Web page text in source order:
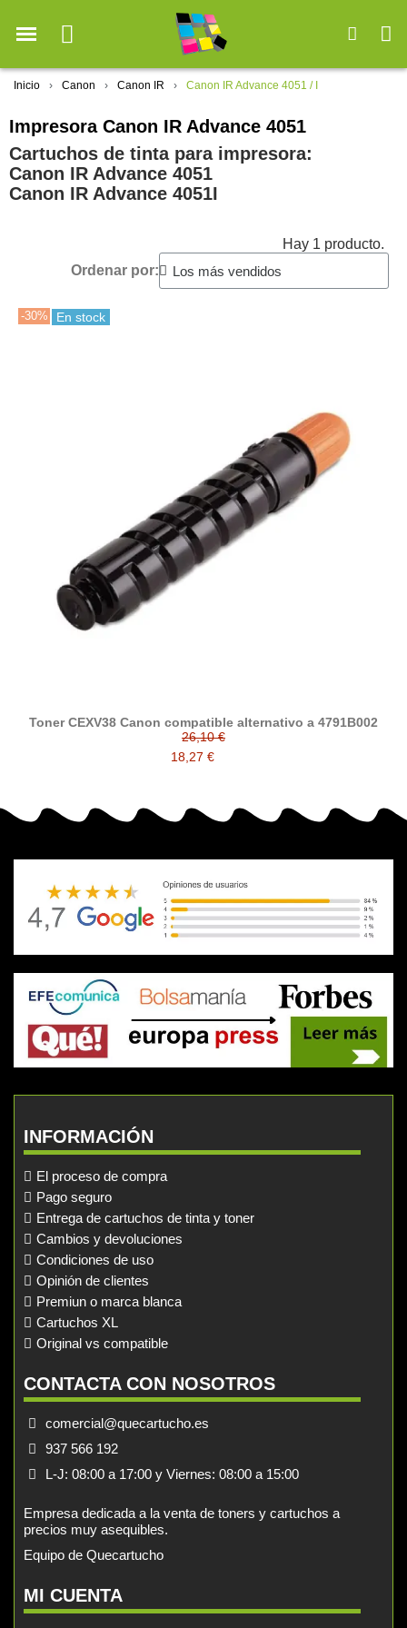
Inicio Canon Canon IR Canon IR Advance 4051 / I
Impresora Canon IR Advance 4051
Cartuchos de tinta para impresora:
Canon IR Advance 4051
Canon IR Advance 4051I
Hay 1 producto.
Ordenar por:
-30% En stock
Toner CEXV38 Canon compatible alternativo a 4791B002
26,10 €
18,27 €
INFORMACIÓN
El proceso de compra
Pago seguro
Entrega de cartuchos de tinta y toner
Cambios y devoluciones
Condiciones de uso
Opinión de clientes
Premiun o marca blanca
Cartuchos XL
Original vs compatible
CONTACTA CON NOSOTROS
comercial@quecartucho.es
937 566 192
L-J: 08:00 a 17:00 y Viernes: 08:00 a 15:00
Empresa dedicada a la venta de toners y cartuchos a
precios muy asequibles.
Equipo de Quecartucho
MI CUENTA